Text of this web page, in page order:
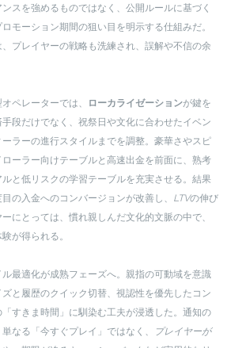
スを強めるものではなく、公開ルールに基づく
モーション期間の狙い目を明示する仕組みだ。
プレイヤーの戦略も洗練され、誤解や不信の余
ペレーターでは、 ローカライゼーションが鍵を
段だけでなく、祝祭日や文化に合わせたイベン
ーラーの進行スタイルまでを調整。豪華さやスピ
ーラー向けテーブルと高速出金を前面に、熟考
と低リスクの学習テーブルを充実させる。結果
の入金へのコンバージョンが改善し、 LTVの伸び
にとっては、慣れ親しんだ文化的文脈の中で、
が得られる。
最適化が成熟フェーズへ。親指の可動域を意識
と履歴のクイック切替、視認性を優先したコン
「すきま時間」に馴染む工夫が浸透した。通知の
なる「今すぐプレイ」ではなく、
プレイヤーが